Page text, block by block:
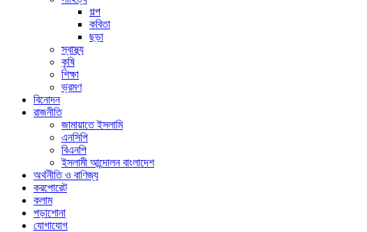
গল্প
কবিতা
ছড়া
স্বাস্থ্য
কৃষি
শিক্ষা
ভ্রমণ
বিনোদন
রাজনীতি
জামায়াতে ইসলামি
এনসিপি
বিএনপি
ইসলামী আন্দোলন বাংলাদেশ
অর্থনীতি ও বাণিজ্য
করপোরেট
কলাম
পড়াশোনা
যোগাযোগ